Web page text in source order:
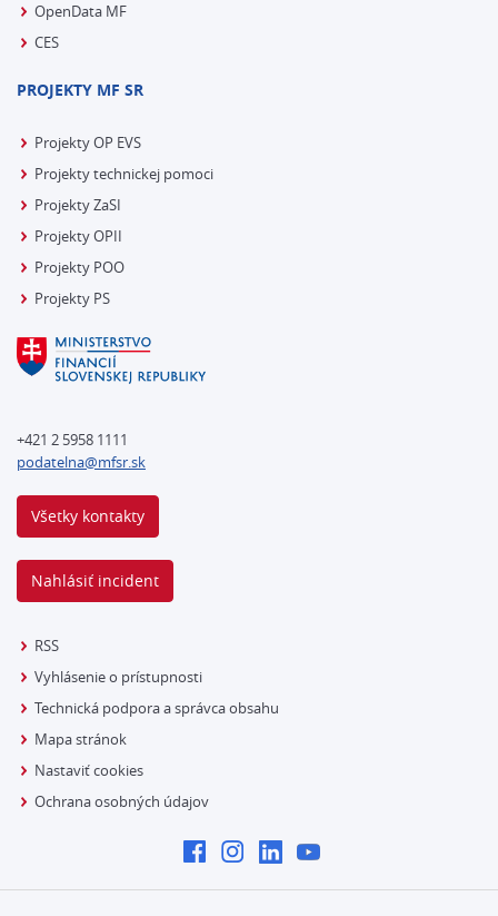
OpenData MF
CES
PROJEKTY MF SR
Projekty OP EVS
Projekty technickej pomoci
Projekty ZaSI
Projekty OPII
Projekty POO
Projekty PS
+421 2 5958 1111
podatelna@mfsr.sk
Všetky kontakty
Nahlásiť incident
RSS
Vyhlásenie o prístupnosti
Technická podpora a správca obsahu
Mapa stránok
Nastaviť cookies
Ochrana osobných údajov